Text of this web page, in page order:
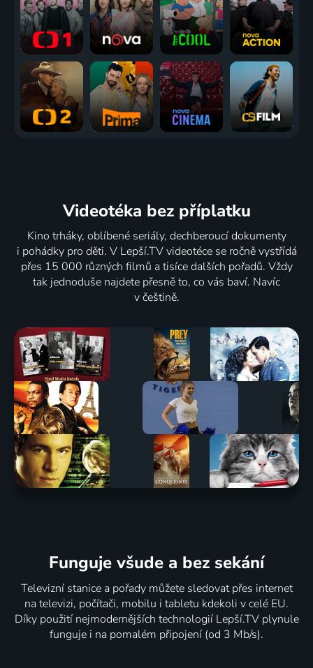
Videotéka bez příplatku
Kino trháky, oblíbené seriály, dechberoucí dokumenty
i pohádky pro děti. V Lepší.TV videotéce se ročně vystřídá
přes 15 000 různých filmů a tisíce dalších pořadů. Vždy
tak jednoduše najdete přesně to, co vás baví. Navíc
v češtině.
Funguje všude a bez sekání
Televizní stanice a pořady můžete sledovat přes internet
na televizi, počítači, mobilu i tabletu kdekoli v celé EU.
Díky použití nejmodernějších technologií Lepší.TV plynule
funguje i na pomalém připojení (od 3 Mb/s).